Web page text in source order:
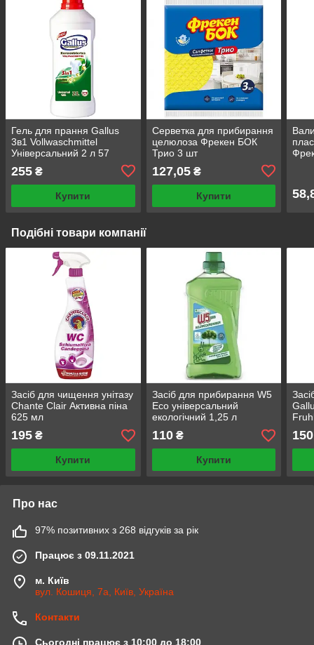
Гель для прання Gallus
3в1 Vollwaschmittel
Універсальний 2 л 57
255 ₴
Купити
Серветка для прибирання
целюлоза Фрекен БОК
Трио 3 шт
127,05₴
Купити
Подібні товари компанії
Засіб для чищення унітазу
Chante Clair Активна піна
625 мл
195 ₴
Купити
Засіб для прибирання W5
Eco універсальний
екологічний 1,25 л
110₴
Купити
150
Про нас
97% позитивних з 268 відгуків за рік
Працює з 09.11.2021
м. Київ
вул. Кошиця, 7а, Київ, Україна
Контакти
Сьогодні працює з 10:00 до 18:00